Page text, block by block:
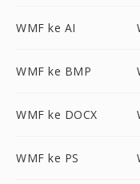
WMF ke AI
WMF ke BMP
WMF ke DOCX
WMF ke PS